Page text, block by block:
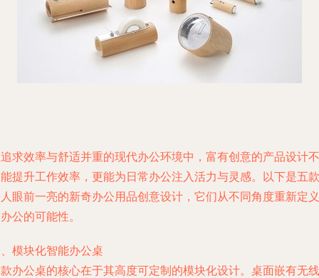
求效率与舒适并重的现代办公环境中，富有创意的产品设计不
提升工作效率，更能为日常办公注入活力与灵感。以下是五款
眼前一亮的新奇办公用品创意设计，它们从不同角度重新定义
公的可能性。
模块化智能办公桌
办公桌的核心在于其高度可定制的模块化设计。桌面嵌有无线